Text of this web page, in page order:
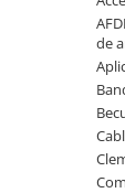
RCCB -
RCCB - 30mA
RCBO -
diferentiala si
RCBO - 10mA
de